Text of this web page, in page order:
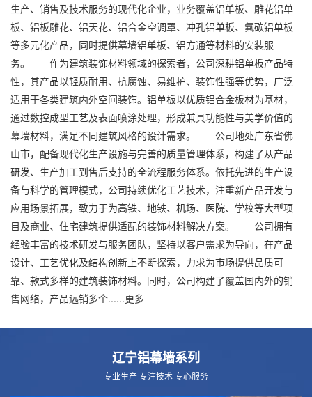
生产、销售及技术服务的现代化企业，业务覆盖铝单板、雕花铝单
板、铝板雕花、铝天花、铝合金空调罩、冲孔铝单板、氟碳铝单板
等多元化产品，同时提供幕墙铝单板、铝方通等材料的安装服
务。 作为建筑装饰材料领域的探索者，公司深耕铝单板产品特
性，其产品以轻质耐用、抗腐蚀、易维护、装饰性强等优势，广泛
适用于各类建筑内外空间装饰。铝单板以优质铝合金板材为基材，
通过数控成型工艺及表面喷涂处理，形成兼具功能性与美学价值的
幕墙材料，满足不同建筑风格的设计需求。 公司地处广东省佛
山市，配备现代化生产设施与完善的质量管理体系，构建了从产品
研发、生产加工到售后支持的全流程服务体系。依托先进的生产设
备与科学的管理模式，公司持续优化工艺技术，注重新产品开发与
应用场景拓展，致力于为高铁、地铁、机场、医院、学校等大型项
目及商业、住宅建筑提供适配的装饰材料解决方案。 公司拥有
经验丰富的技术研发与服务团队，坚持以客户需求为导向，在产品
设计、工艺优化及结构创新上不断探索，力求为市场提供品质可
靠、款式多样的建筑装饰材料。同时，公司构建了覆盖国内外的销
售网络，产品远销多个......更多
辽宁铝幕墙系列
专业生产 专注技术 专心服务